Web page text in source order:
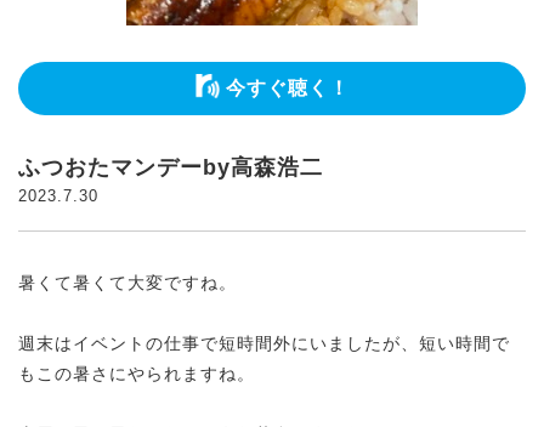
今すぐ聴く！
ふつおたマンデーby高森浩二
2023.7.30
暑くて暑くて大変ですね。
週末はイベントの仕事で短時間外にいましたが、短い時間で
もこの暑さにやられますね。